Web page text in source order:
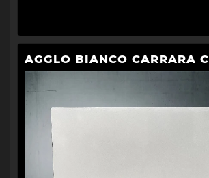
AGGLO BIANCO CARRARA C